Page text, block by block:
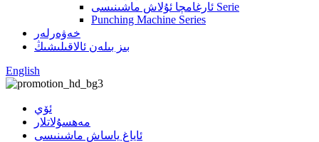
ئارغامچا ئۇلاش ماشىنىسى Serie
Punching Machine Series
خەۋەرلەر
بىز بىلەن ئالاقىلىشىڭ
English
ئۆي
مەھسۇلاتلار
ئاياغ ياساش ماشىنىسى